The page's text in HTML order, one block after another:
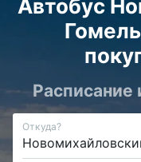
Автобус
Расписание
Откуда?